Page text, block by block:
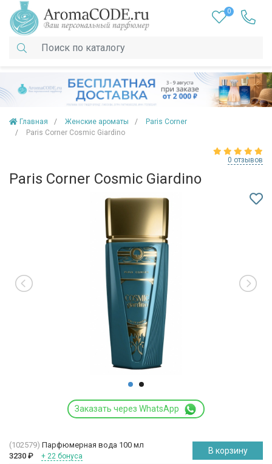
0
Главная Женские ароматы
Paris Corner
Paris Corner Cosmic Giardino
0 отзывов
Paris Corner Cosmic Giardino
Заказать через WhatsApp
(102579) Парфюмерная вода 100 мл
3230 ₽ + 22 бонуса
В корзину